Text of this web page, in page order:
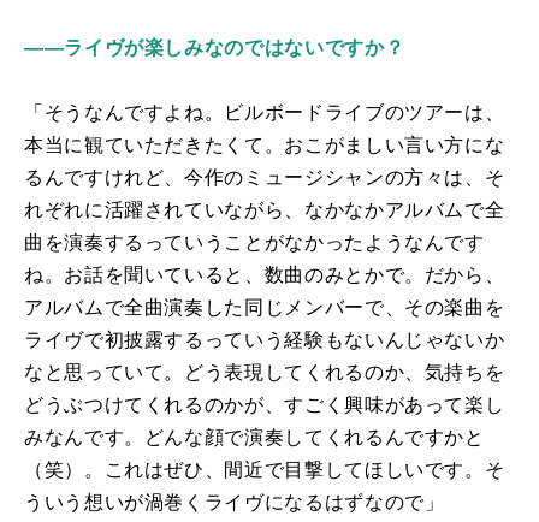
――ライヴが楽しみなのではないですか？
「そうなんですよね。ビルボードライブのツアーは、
本当に観ていただきたくて。おこがましい言い方にな
るんですけれど、今作のミュージシャンの方々は、そ
れぞれに活躍されていながら、なかなかアルバムで全
曲を演奏するっていうことがなかったようなんです
ね。お話を聞いていると、数曲のみとかで。だから、
アルバムで全曲演奏した同じメンバーで、その楽曲を
ライヴで初披露するっていう経験もないんじゃないか
なと思っていて。どう表現してくれるのか、気持ちを
どうぶつけてくれるのかが、すごく興味があって楽し
みなんです。どんな顔で演奏してくれるんですかと
（笑）。これはぜひ、間近で目撃してほしいです。そ
ういう想いが渦巻くライヴになるはずなので」